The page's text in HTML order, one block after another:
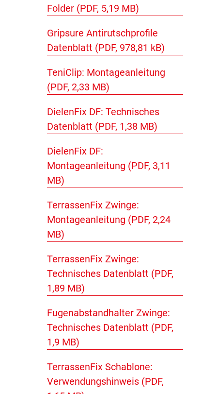
Folder (PDF, 5,19 MB)
Gripsure Antirutschprofile
Datenblatt (PDF, 978,81 kB)
TeniClip: Montageanleitung
(PDF, 2,33 MB)
DielenFix DF: Technisches
Datenblatt (PDF, 1,38 MB)
DielenFix DF:
Montageanleitung (PDF, 3,11
MB)
TerrassenFix Zwinge:
Montageanleitung (PDF, 2,24
MB)
TerrassenFix Zwinge:
Technisches Datenblatt (PDF,
1,89 MB)
Fugenabstandhalter Zwinge:
Technisches Datenblatt (PDF,
1,9 MB)
TerrassenFix Schablone:
Verwendungshinweis (PDF,